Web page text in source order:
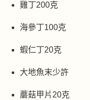
雞丁200克
海參丁100克
蝦仁丁20克
大地魚末少許
蘑菇甲片20克